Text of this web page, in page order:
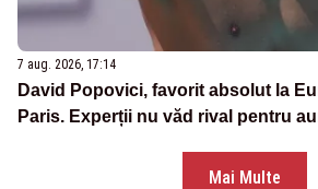
7 aug. 2026, 17:14
David Popovici, favorit absolut la
Paris. Experții nu văd rival pentru
Mai Multe